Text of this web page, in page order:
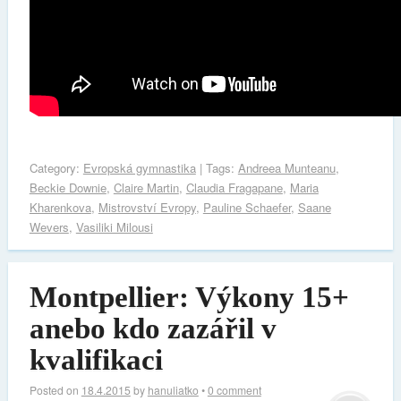
Category: Evropská gymnastika| Tags: Andreea Munteanu,
Beckie Downie, Claire Martin, Claudia Fragapane, Maria
Kharenkova, Mistrovství Evropy, Pauline Schaefer, Saane
Wevers, Vasiliki Milousi
Montpellier: Výkony 15+
anebo kdo zazářil v
kvalifikaci
Posted on 18.4.2015 by hanuliatko •0 comment